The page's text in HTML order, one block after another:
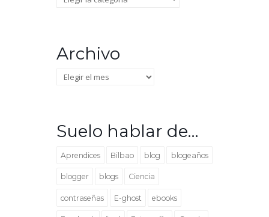
Archivo
Archivo
Suelo hablar de…
Aprendices Bilbao blog blogeaños
blogger blogs Ciencia
contraseñas E-ghost ebooks